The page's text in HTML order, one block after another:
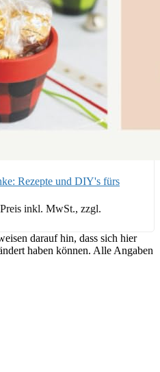
Rezepte und DIY's fürs
Preis inkl. MwSt., zzgl.
darauf hin, dass sich hier
haben können. Alle Angaben